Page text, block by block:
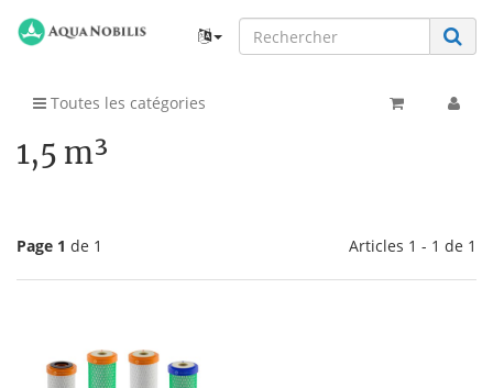
Toutes les catégories
1,5 m³
Page 1 de 1 Articles 1 - 1 de 1